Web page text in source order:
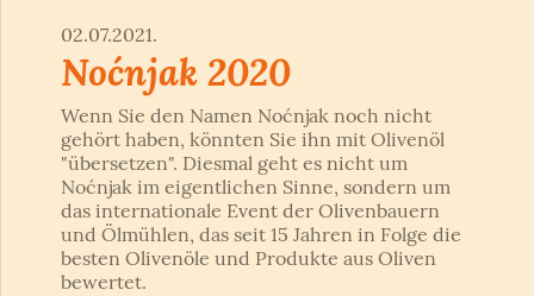
02.07.2021.
Noćnjak 2020
Wenn Sie den Namen Noćnjak noch nicht
gehört haben, könnten Sie ihn mit Olivenöl
"übersetzen". Diesmal geht es nicht um
Noćnjak im eigentlichen Sinne, sondern um
das internationale Event der Olivenbauern
und Ölmühlen, das seit 15 Jahren in Folge die
besten Olivenöle und Produkte aus Oliven
bewertet.